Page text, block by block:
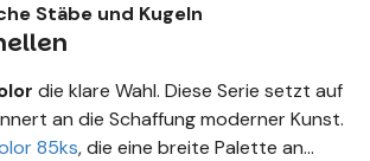
Stäbe und Kugeln
die klare Wahl. Diese Serie setzt auf
an die Schaffung moderner Kunst.
85ks, die eine breite Palette an